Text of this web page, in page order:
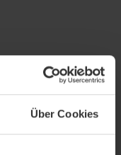
Über Cookies